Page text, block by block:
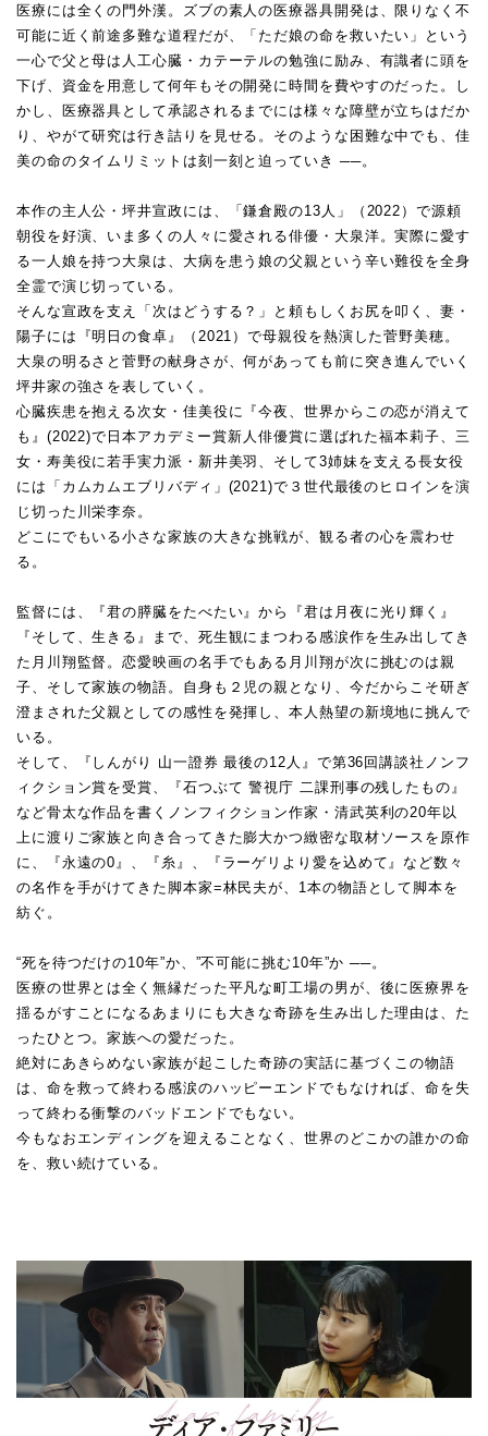
医療には全くの門外漢。ズブの素人の医療器具開発は、限りなく不
可能に近く前途多難な道程だが、「ただ娘の命を救いたい」という
一心で父と母は人工心臓・カテーテルの勉強に励み、有識者に頭を
下げ、資金を用意して何年もその開発に時間を費やすのだった。し
かし、医療器具として承認されるまでには様々な障壁が立ちはだか
り、やがて研究は行き詰りを見せる。そのような困難な中でも、佳
美の命のタイムリミットは刻一刻と迫っていき ──。
本作の主人公・坪井宣政には、「鎌倉殿の13人」（2022）で源頼
朝役を好演、いま多くの人々に愛される俳優・大泉洋。実際に愛す
る一人娘を持つ大泉は、大病を患う娘の父親という辛い難役を全身
全霊で演じ切っている。
そんな宣政を支え「次はどうする？」と頼もしくお尻を叩く、妻・
陽子には『明日の食卓』（2021）で母親役を熱演した菅野美穂。
大泉の明るさと菅野の献身さが、何があっても前に突き進んでいく
坪井家の強さを表していく。
心臓疾患を抱える次女・佳美役に『今夜、世界からこの恋が消えて
も』(2022)で日本アカデミー賞新人俳優賞に選ばれた福本莉子、三
女・寿美役に若手実力派・新井美羽、そして3姉妹を支える長女役
には「カムカムエブリバディ」(2021)で３世代最後のヒロインを演
じ切った川栄李奈。
どこにでもいる小さな家族の大きな挑戦が、観る者の心を震わせ
る。
監督には、『君の膵臓をたべたい』から『君は月夜に光り輝く』
『そして、生きる』まで、死生観にまつわる感涙作を生み出してき
た月川翔監督。恋愛映画の名手でもある月川翔が次に挑むのは親
子、そして家族の物語。自身も２児の親となり、今だからこそ研ぎ
澄まされた父親としての感性を発揮し、本人熱望の新境地に挑んで
いる。
そして、『しんがり 山一證券 最後の12人』で第36回講談社ノンフ
ィクション賞を受賞、『石つぶて 警視庁 二課刑事の残したもの』
など骨太な作品を書くノンフィクション作家・清武英利の20年以
上に渡りご家族と向き合ってきた膨大かつ緻密な取材ソースを原作
に、『永遠の0』、『糸』、『ラーゲリより愛を込めて』など数々
の名作を手がけてきた脚本家=林民夫が、1本の物語として脚本を
紡ぐ。
“死を待つだけの10年”か、”不可能に挑む10年”か ──。
医療の世界とは全く無縁だった平凡な町工場の男が、後に医療界を
揺るがすことになるあまりにも大きな奇跡を生み出した理由は、た
ったひとつ。家族への愛だった。
絶対にあきらめない家族が起こした奇跡の実話に基づくこの物語
は、命を救って終わる感涙のハッピーエンドでもなければ、命を失
って終わる衝撃のバッドエンドでもない。
今もなおエンディングを迎えることなく、世界のどこかの誰かの命
を、救い続けている。